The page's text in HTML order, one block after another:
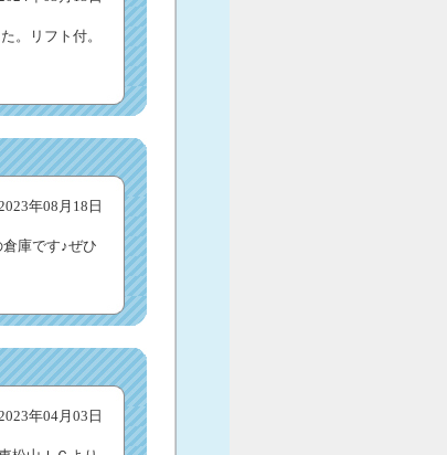
。リフト付。
年08月18日
庫です♪ぜひ
年04月03日